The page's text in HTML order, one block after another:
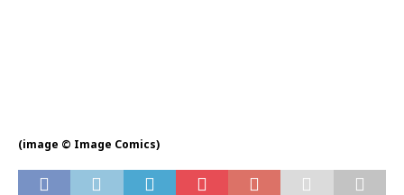
(image © Image Comics)